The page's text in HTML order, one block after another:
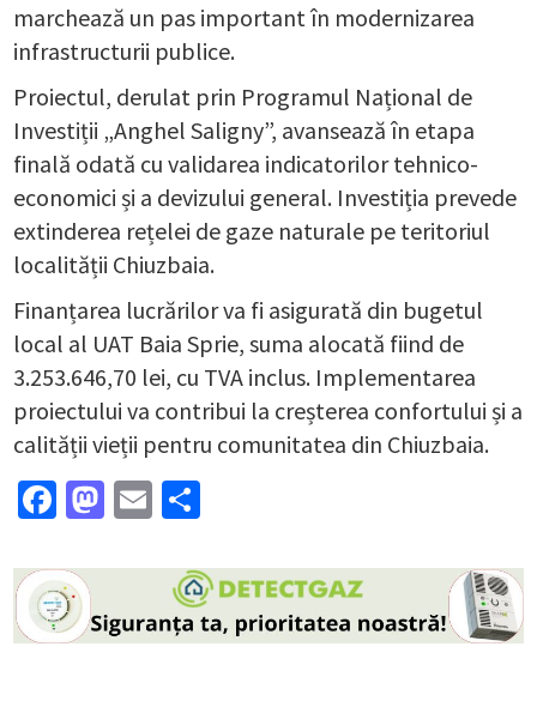
marchează un pas important în modernizarea
infrastructurii publice.
Proiectul, derulat prin Programul Național de
Investiții „Anghel Saligny”, avansează în etapa
finală odată cu validarea indicatorilor tehnico-
economici și a devizului general. Investiția prevede
extinderea rețelei de gaze naturale pe teritoriul
localității Chiuzbaia.
Finanțarea lucrărilor va fi asigurată din bugetul
local al UAT Baia Sprie, suma alocată fiind de
3.253.646,70 lei, cu TVA inclus. Implementarea
proiectului va contribui la creșterea confortului și a
calității vieții pentru comunitatea din Chiuzbaia.
Facebook
Mastodon
Email